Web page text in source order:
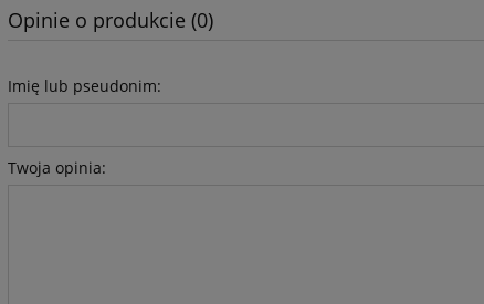
Opinie o produkcie (0)
Imię lub pseudonim:
Twoja opinia: